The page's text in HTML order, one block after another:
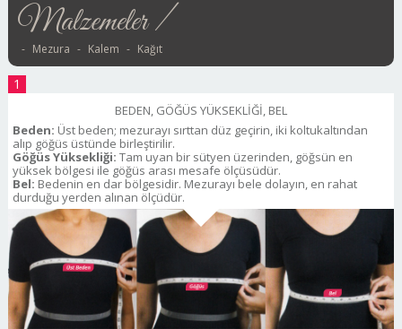
Malzemeler /
Mezura Kalem Kağıt
1
BEDEN, GÖĞÜS YÜKSEKLİĞİ, BEL
Beden: Üst beden; mezurayı sırttan düz geçirin, iki koltukaltından
alıp göğüs üstünde birleştirilir.
Göğüs Yüksekliği: Tam uyan bir sütyen üzerinden, göğsün en
yüksek bölgesi ile göğüs arası mesafe ölçüsüdür.
Bel: Bedenin en dar bölgesidir. Mezurayı bele dolayın, en rahat
durduğu yerden alınan ölçüdür.